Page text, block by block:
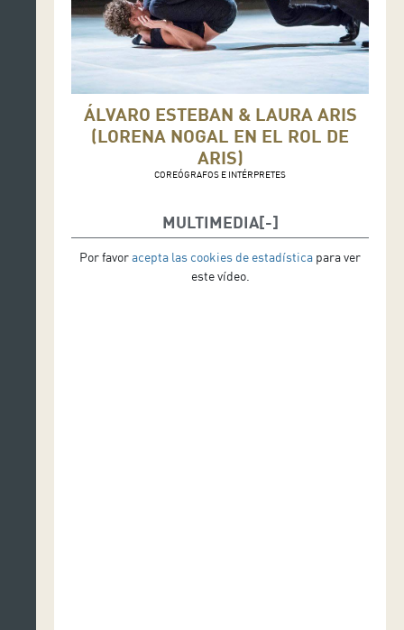
ÁLVARO ESTEBAN & LAURA ARIS
(LORENA NOGAL EN EL ROL DE
ARIS)
COREÓGRAFOS E INTÉRPRETES
MULTIMEDIA
Por favoracepta las cookies de estadística para ver
este vídeo.